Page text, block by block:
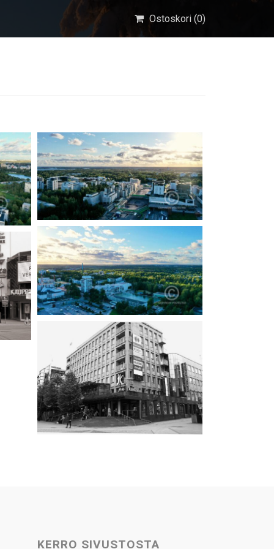
Ostoskori (0)
KERRO SIVUSTOSTA